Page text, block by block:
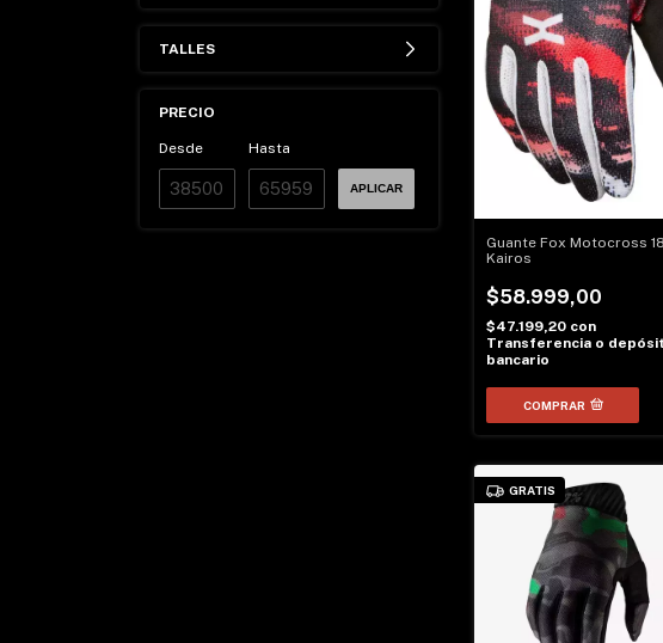
TALLES
PRECIO
Desde Hasta
APLICAR
Guante Fox Motocross
Kairos
$58.999,00
$47.199,20 con
Transferencia o
bancario
COMPRAR
GRATIS